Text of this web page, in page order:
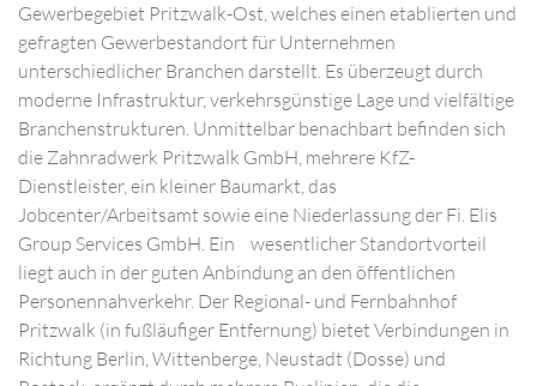
Gewerbegebiet Pritzwalk-Ost, welches einen etablierten und
gefragten Gewerbestandort für Unternehmen
unterschiedlicher Branchen darstellt. Es überzeugt durch
moderne Infrastruktur, verkehrsgünstige Lage und vielfältige
Branchenstrukturen. Unmittelbar benachbart befinden sich
die Zahnradwerk Pritzwalk GmbH, mehrere KfZ-
Dienstleister, ein kleiner Baumarkt, das
Jobcenter/Arbeitsamt sowie eine Niederlassung der Fi. Elis
Group Services GmbH. Ein wesentlicher Standortvorteil
liegt auch in der guten Anbindung an den öffentlichen
Personennahverkehr. Der Regional- und Fernbahnhof
Pritzwalk (in fußläufiger Entfernung) bietet Verbindungen in
Richtung Berlin, Wittenberge, Neustadt (Dosse) und